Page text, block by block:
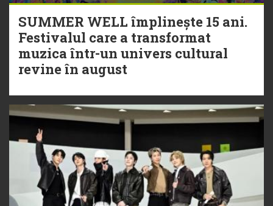
SUMMER WELL împlinește 15 ani.
Festivalul care a transformat
muzica într-un univers cultural
revine în august